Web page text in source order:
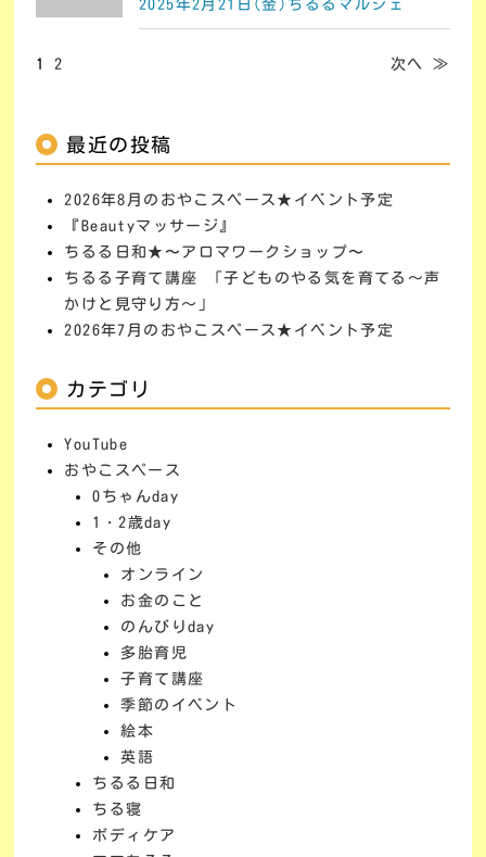
2025年2月21日(金)ちるるマルシェ
1 2 次へ ≫
最近の投稿
2026年8月のおやこスペース★イベント予定
『Beautyマッサージ』
ちるる日和★〜アロマワークショップ〜
ちるる子育て講座 「子どものやる気を育てる～声
かけと見守り方～」
2026年7月のおやこスペース★イベント予定
カテゴリ
YouTube
おやこスペース
0ちゃんday
1・2歳day
その他
オンライン
お金のこと
のんびりday
多胎育児
子育て講座
季節のイベント
絵本
英語
ちるる日和
ちる寝
ボディケア